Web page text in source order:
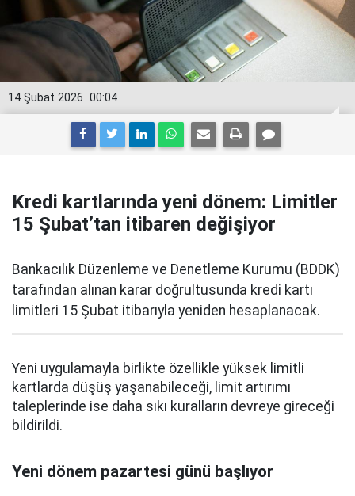
00:04
14 Şubat 2026
Kredi kartlarında yeni dönem: Limitler
15 Şubat’tan itibaren değişiyor
Bankacılık Düzenleme ve Denetleme Kurumu (BDDK)
tarafından alınan karar doğrultusunda kredi kartı
limitleri 15 Şubat itibarıyla yeniden hesaplanacak.
Yeni uygulamayla birlikte özellikle yüksek limitli
kartlarda düşüş yaşanabileceği, limit artırımı
taleplerinde ise daha sıkı kuralların devreye gireceği
bildirildi.
Yeni dönem pazartesi günü başlıyor